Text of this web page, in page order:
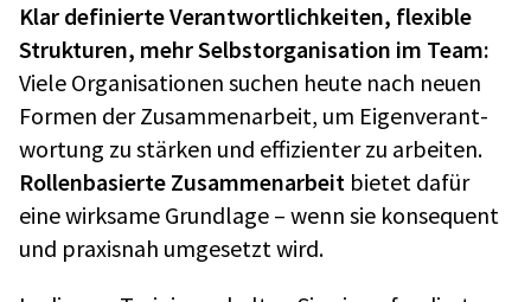
Klar defi­nierte Verant­wort­lich­kei­ten, flexi­ble
Struk­tu­ren, mehr Selbst­or­ga­ni­sa­tion im Team:
Viele Orga­ni­sa­tio­nen suchen heute nach neuen
Formen der Zusam­men­ar­beit, um Eigen­ver­ant­
wor­tung zu stär­ken und effi­zi­en­ter zu arbei­ten.
Rollen­ba­sierte Zusam­men­ar­beit bietet dafür
eine wirk­same Grund­lage – wenn sie konse­quent
und praxis­nah umge­setzt wird.